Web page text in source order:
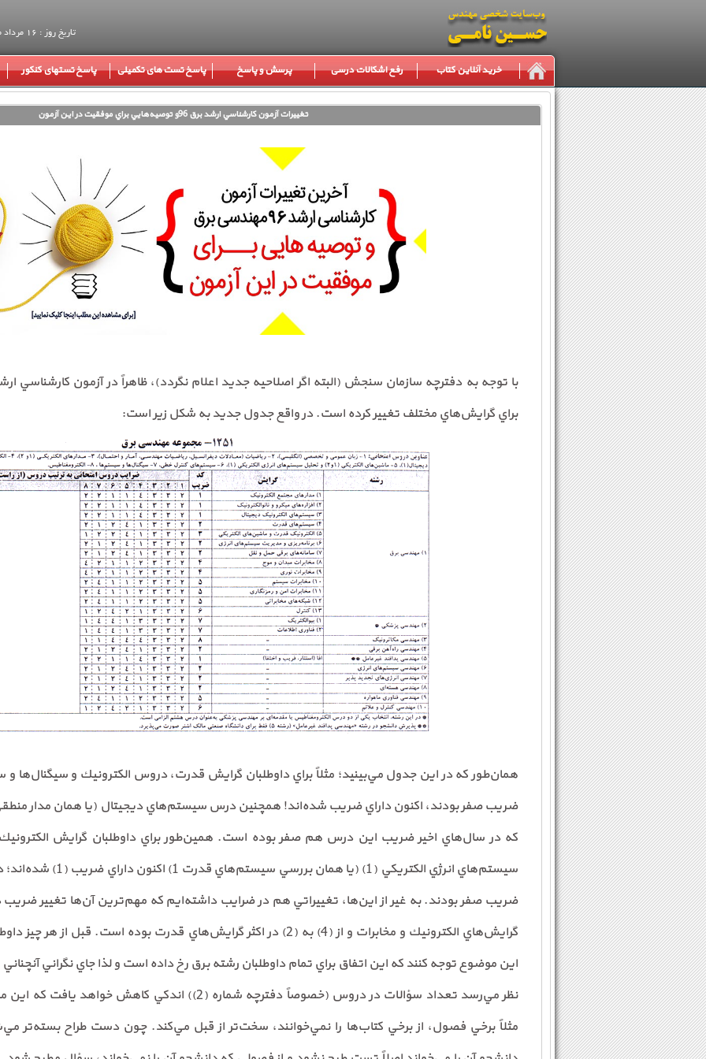
تاریخ روز : 16 مرداد ماه 1405
خرید آنلاین کتاب رفع اشکالات درسی پرسش و پاسخ پاسخ تست های تکمیلی پاسخ تستهای کنکور
تغييرات آزمون كارشناسي ارشد برق 96و توصيه‌هايي براي موفقيت در اين آزمون
براي گرايش‌هاي مختلف تغيير كرده است. در واقع جدول جديد به شكل زير است:
همان‌طور كه در اين جدول مي‌بينيد؛ مثلاً براي داوطلبان گرايش قدرت، دروس الكترونيك و سيگنال‌ها و
ضريب صفر بودند، اكنون داراي ضريب شده‌اند! همچنين درس سيستم‌هاي ديجيتال (يا همان مدار
كه در سال‌هاي اخير ضريب اين درس هم صفر بوده است. همين‌‌طور براي داوطلبان گرايش
سيستم‌هاي انرژي الكتريكي (1)
گرايش‌هاي الكترونيك و مخابرات و از (4) به (2) در اكثر گرايش‌هاي قدرت بوده است.
اين موضوع توجه كنند كه اين اتفاق براي تمام داوطلبان رشته برق رخ داده است و لذا جاي نگراني
نظر مي‌رسد تعداد سؤالات در دروس (خصوصاً دفترچه شماره (2))
مثلاً برخي فصول، از برخي كتاب‌ها را نمي‌خوانند، سخت‌تر از قبل مي‌كند. چون دست طراح